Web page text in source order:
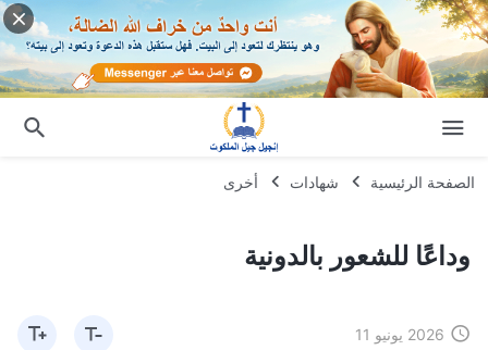
الصفحة الرئيسية شهادات أخرى
وداعًا للشعور بالدونية
2026 يونيو 11